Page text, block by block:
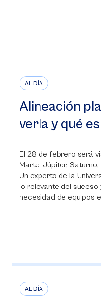
AL DÍA
Alineación
verla y qué
El 28 de febrero será
Marte, Júpiter,
Un experto de la
lo relevante del
necesidad de equipos
AL DÍA